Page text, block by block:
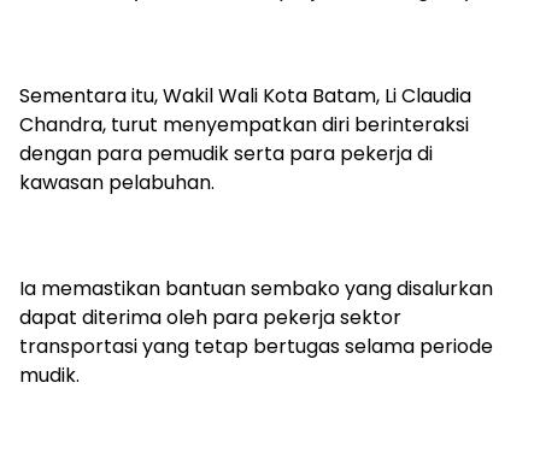
Sementara itu, Wakil Wali Kota Batam, Li Claudia
Chandra, turut menyempatkan diri berinteraksi
dengan para pemudik serta para pekerja di
kawasan pelabuhan.
Ia memastikan bantuan sembako yang disalurkan
dapat diterima oleh para pekerja sektor
transportasi yang tetap bertugas selama periode
mudik.